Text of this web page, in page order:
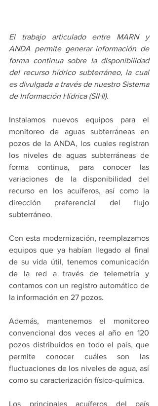
El trabajo articulado entre MARN y
ANDA permite generar información de
forma continua sobre la disponibilidad
del recurso hídrico subterráneo, la cual
es divulgada a través de nuestro Sistema
de Información Hídrica (SIHI).
Instalamos nuevos equipos para el
monitoreo de aguas subterráneas en
pozos de la ANDA, los cuales registran
los niveles de aguas subterráneas de
forma continua, para conocer las
variaciones de la disponibilidad del
recurso en los acuíferos, así como la
dirección preferencial del flujo
subterráneo.
Con esta modernización, reemplazamos
equipos que ya habían llegado al final
de su vida útil, tenemos comunicación
de la red a través de telemetría y
contamos con un registro automático de
la información en 27 pozos.
Además, mantenemos el monitoreo
convencional dos veces al año en 120
pozos distribuidos en todo el país, que
permite conocer cuáles son las
fluctuaciones de los niveles de agua, así
como su caracterización físico-química.
Los principales acuíferos del país